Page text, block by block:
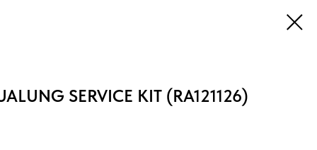
SERVICE KIT (RA121126)